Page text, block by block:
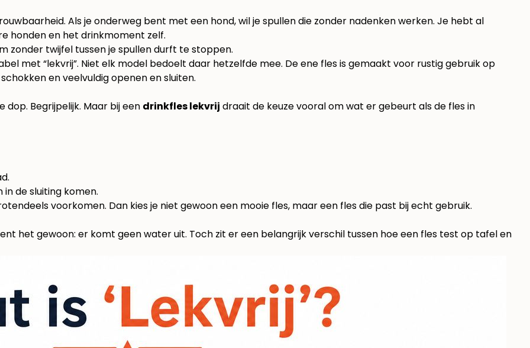
Als je onderweg bent met een hond, wil je spullen die zonder nadenken werken. Je hebt al
honden en het drinkmoment zelf.
zonder twijfel tussen je spullen durft te stoppen.
met “lekvrij”. Niet elk model bedoelt daar hetzelfde mee. De ene fles is gemaakt voor rustig gebruik op
en veelvuldig openen en sluiten.
Begrijpelijk. Maar bij een drinkfles lekvrij draait de keuze vooral om wat er gebeurt als de fles in
de sluiting komen.
voorkomen. Dan kies je niet gewoon een mooie fles, maar een fles die past bij echt gebruik.
het gewoon: er komt geen water uit. Toch zit er een belangrijk verschil tussen hoe een fles test op tafel en